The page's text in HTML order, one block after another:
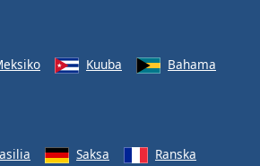
Kuuba
Bahama
Saksa Ranska